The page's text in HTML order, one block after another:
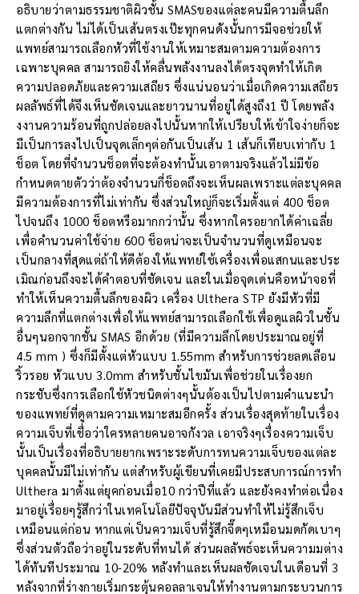
อธิบายว่าตามธรรมชาติผิวชั้น SMASของแต่ละคนมีความตื้นลึก
แตกต่างกัน ไม่ได้เป็นเส้นตรงเป๊ะทุกคนดังนั้นการมีจอช่วยให้
แพทย์สามารถเลือกหัวที่ใช้งานให้เหมาะสมตามความต้องการ
เฉพาะบุคคล สามารถยิงให้คลื่นพลังงานลงได้ตรงจุดทำให้เกิด
ความปลอดภัยและความเสถียร ซึ่งแน่นอนว่าเมื่อเกิดความเสถียร
ผลลัพธ์ที่ได้จึงเห็นชัดเจนและยาวนานที่อยู่ได้สูงถึง1 ปี โดยพลัง
งงานความร้อนที่ถูกปล่อยลงไปนั้นหากให้เปรียบให้เข้าใจง่ายก็จะ
มีเป็นการลงไปเป็นจุดเล็กๆต่อกันเป็นเส้น 1 เส้นก็เทียบเท่ากับ 1
ช็อต โดยที่จำนวนช็อตที่จะต้องทำนั้นเอาตามจริงแล้วไม่มีข้อ
กำหนดตายตัวว่าต้องจำนวนกี่ช็อตถึงจะเห็นผลเพราะแต่ละบุคคล
มีความต้องการที่ไม่เท่ากัน ซึ่งส่วนใหญ่ก็จะเริ่มตั้งแต่ 400 ช็อต
ไปจนถึง 1000 ช็อตหรือมากกว่านั้น ซึ่งหากใครอยากได้ค่าเฉลี่ย
เพื่อคำนวนค่าใช้จ่าย 600 ช็อตน่าจะเป็นจำนวนที่ดูเหมือนจะ
เป็นกลางที่สุดแต่ถ้าให้ดีต้องให้แพทย์ใช้เครื่องเพื่อแสกนและประ
เมิณก่อนถึงจะได้คำตอบที่ชัดเจน และในเมื่อจุดเด่นคือหน้าจอที่
ทำให้เห็นความตื้นลึกของผิว เครื่อง Ulthera STP ยังมีหัวที่มี
ความลึกที่แตกต่างเพื่อให้แพทย์สามารถเลือกใช้เพื่อดูแลผิวในชั้น
อื่นๆนอกจากชั้น SMAS อีกด้วย (ที่มีความลึกโดยประมาณอยู่ที่
4.5 mm ) ซึ่งก็มีตั้งแต่หัวแบบ 1.55mm สำหรับการช่วยลดเลือน
ริ้วรอย หัวแบบ 3.0mm สำหรับชั้นไขมันเพื่อช่วยในเรื่องยก
กระชับซึ่งการเลือกใช้หัวชนิดต่างๆนั้นต้องเป็นไปตามคำแนะนำ
ของแพทย์ที่ดูตามความเหมาะสมอีกครั้ง ส่วนเรื่องสุดท้ายในเรื่อง
ความเจ็บที่เชื่อว่าใครหลายคนอาจกังวล เอาจริงๆเรื่องความเจ็บ
นั้นเป็นเรื่องที่อธิบายยากเพราะระดับการทนความเจ็บของแต่ละ
บุคคลนั้นมีไม่เท่ากัน แต่สำหรับผู้เขียนที่เคยมีประสบการณ์การทำ
Ulthera มาตั้งแต่ยุคก่อนเมื่อ10 กว่าปีที่แล้ว และยังคงทำต่อเนื่อง
มาอยู่เรื่อยๆรู้สึกว่าในเทคโนโลยีปัจจุบันมีส่วนทำให้ไม่รู้สึกเจ็บ
เหมือนแต่ก่อน หากแต่เป็นความเจ็บที่รู้สึกจี๊ดๆเหมือนมดกัดเบาๆ
ซึ่งส่วนตัวถือว่าอยู่ในระดับที่ทนได้ ส่วนผลลัพธ์จะเห็นความมต่าง
ได้ทันทีประมาณ 10-20% หลังทำและเห็นผลชัดเจนในเดือนที่ 3
หลังจากที่ร่างกายเริ่มกระตุ้นคอลลาเจนให้ทำงานตามกระบวนการ